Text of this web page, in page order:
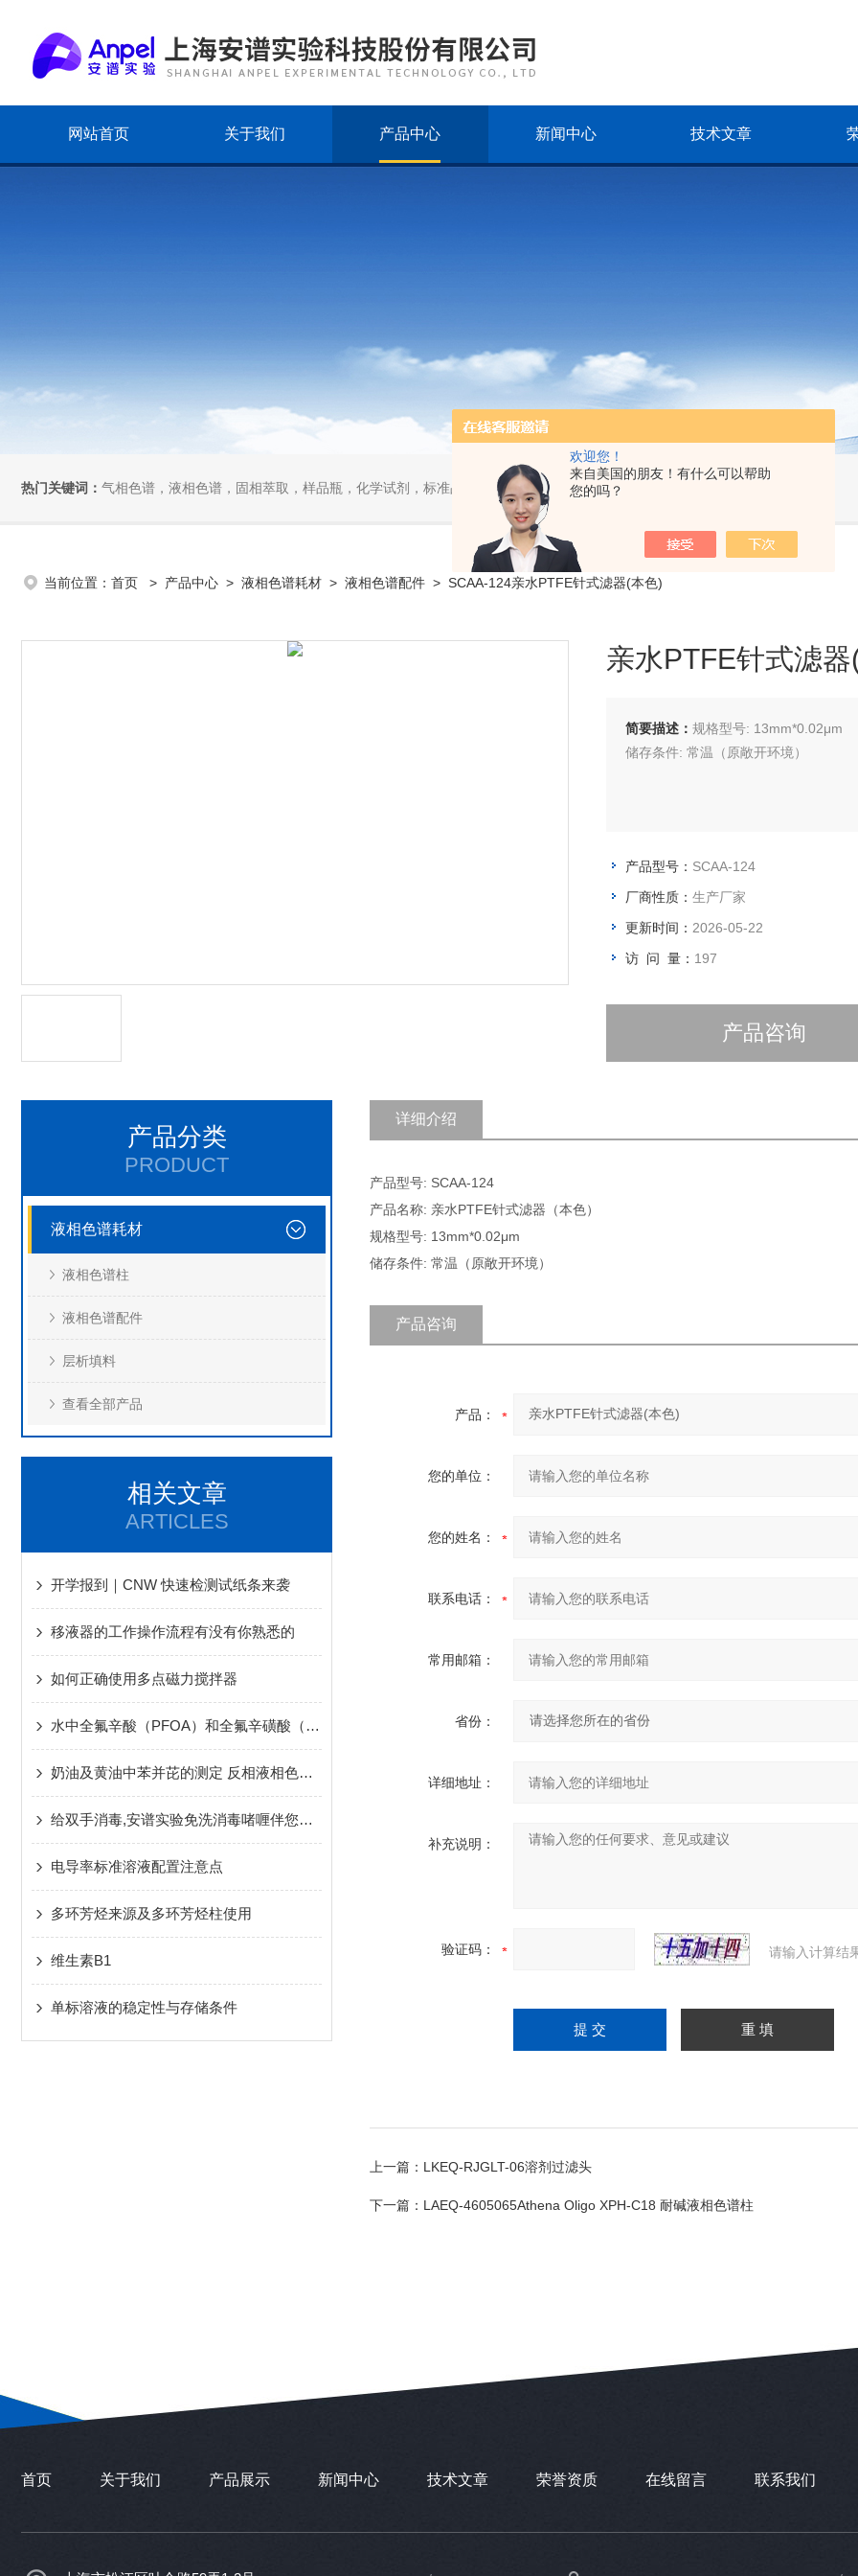
欢迎您！
来自美国的朋友！有什么可以帮助
您的吗？
网站首页 关于我们 产品中心 新闻中心 技术文章
热门关键词： 气相色谱，液相色谱，固相萃取，样品瓶，化学试剂，标准品，小型仪器
当前位置： 首页 > 产品中心 > 液相色谱耗材 > 液相色谱配件 > SCAA-124亲水PTFE针式滤器(本色)
亲水PTFE针式滤
简要描述： 规格型号: 13mm*0.02μm
储存条件: 常温（原敞开环境）
产品型号： SCAA-124
厂商性质： 生产厂家
更新时间： 2026-05-22
访 问 量： 197
产品咨询
产品分类
PRODUCT
液相色谱耗材
液相色谱柱
液相色谱配件
层析填料
查看全部产品
相关文章
ARTICLES
开学报到｜CNW 快速检测试纸条来袭
移液器的工作操作流程有没有你熟悉的
如何正确使用多点磁力搅拌器
水中全氟辛酸（PFOA）和全氟辛磺酸（PFOS）的检测
奶油及黄油中苯并芘的测定 反相液相色谱法
给双手消毒,安谱实验免洗消毒啫喱伴您安心抗疫！
电导率标准溶液配置注意点
多环芳烃来源及多环芳烃柱使用
维生素B1
单标溶液的稳定性与存储条件
详细介绍
产品型号: SCAA-124
产品名称: 亲水PTFE针式滤器（本色）
规格型号: 13mm*0.02μm
储存条件: 常温（原敞开环境）
产品咨询
产品：
您的单位：
您的姓名：
联系电话：
常用邮箱：
省份：
详细地址：
补充说明：
验证码： 请输入计算结
上一篇： LKEQ-RJGLT-06溶剂过滤头
下一篇： LAEQ-4605065Athena Oligo XPH-C18 耐碱液相色谱柱
首页 关于我们 产品展示 新闻中心 技术文章 荣誉资质 在线留言 联系我们